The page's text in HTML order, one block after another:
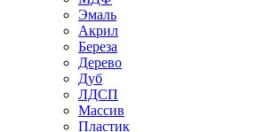
Эмаль
Акрил
Береза
Дерево
Дуб
ЛДСП
Массив
Пластик